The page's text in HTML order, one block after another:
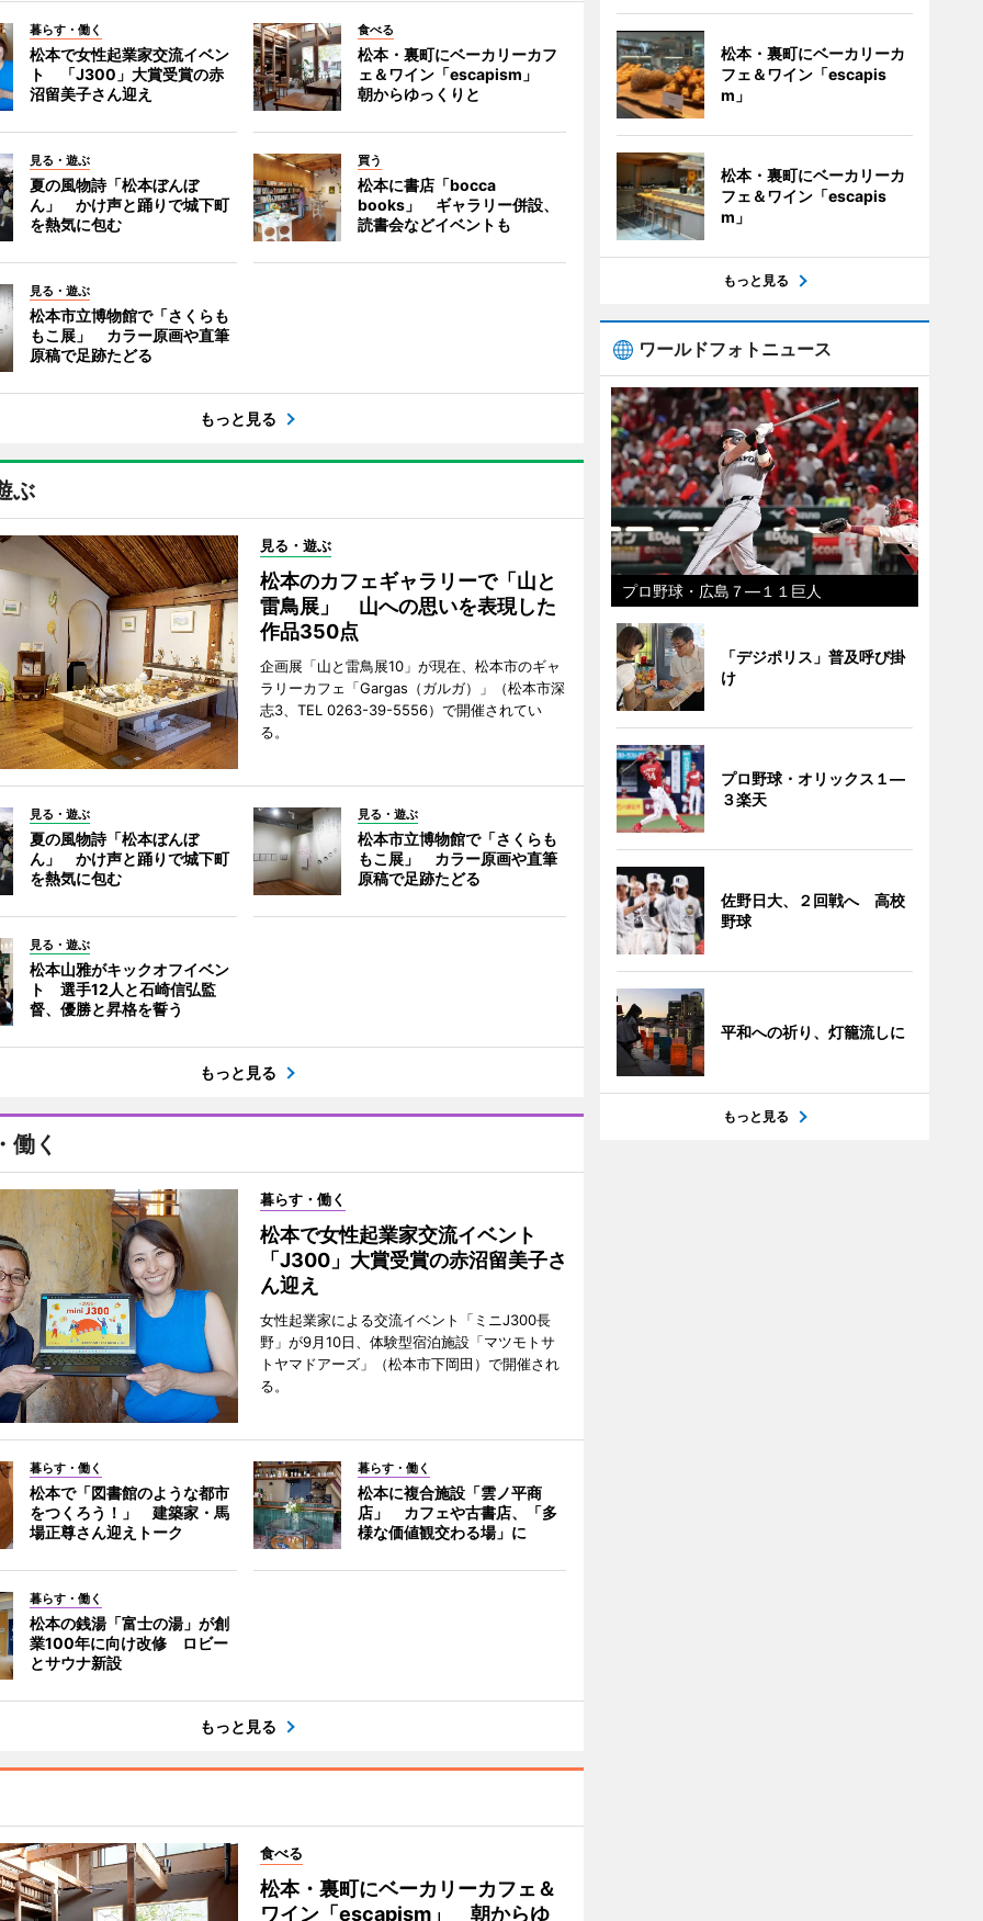
暮らす・働く
松本で女性起業家交流イベン
ト 「J300」大賞受賞の赤
沼留美子さん迎え
食べる
松本・裏町にベーカリーカフ
ェ＆ワイン「escapism」
朝からゆっくりと
見る・遊ぶ
夏の風物詩「松本ぼんぼ
ん」 かけ声と踊りで城下町
を熱気に包む
買う
松本に書店「bocca
books」 ギャラリー併設、
読書会などイベントも
見る・遊ぶ
松本市立博物館で「さくらも
もこ展」 カラー原画や直筆
原稿で足跡たどる
もっと見る
ぶ
見る・遊ぶ
松本のカフェギャラリーで「山と
雷鳥展」 山への思いを表現した
作品350点
企画展「山と雷鳥展10」が現在、松本市のギャ
ラリーカフェ「Gargas（ガルガ）」（松本市深
志3、TEL 0263-39-5556）で開催されてい
る。
見る・遊ぶ
夏の風物詩「松本ぼんぼ
ん」 かけ声と踊りで城下町
を熱気に包む
見る・遊ぶ
松本市立博物館で「さくらも
もこ展」 カラー原画や直筆
原稿で足跡たどる
見る・遊ぶ
松本山雅がキックオフイベン
ト 選手12人と石崎信弘監
督、優勝と昇格を誓う
もっと見る
働く
暮らす・働く
松本で女性起業家交流イベント
「J300」大賞受賞の赤沼留美子さ
ん迎え
女性起業家による交流イベント「ミニJ300長
野」が9月10日、体験型宿泊施設「マツモトサ
トヤマドアーズ」（松本市下岡田）で開催され
る。
暮らす・働く
松本で「図書館のような都市
をつくろう！」 建築家・馬
場正尊さん迎えトーク
暮らす・働く
松本に複合施設「雲ノ平商
店」 カフェや古書店、「多
様な価値観交わる場」に
暮らす・働く
松本の銭湯「富士の湯」が創
業100年に向け改修 ロビー
とサウナ新設
もっと見る
食べる
松本・裏町にベーカリーカフェ＆
ワイン「escapism」 朝からゆ
松本・裏町にベーカリーカ
フェ＆ワイン「escapis
m」
松本・裏町にベーカリーカ
フェ＆ワイン「escapis
m」
もっと見る
ワールドフォトニュース
プロ野球・広島７―１１巨人
「デジポリス」普及呼び掛
け
プロ野球・オリックス１―
３楽天
佐野日大、２回戦へ 高校
野球
平和への祈り、灯籠流しに
もっと見る